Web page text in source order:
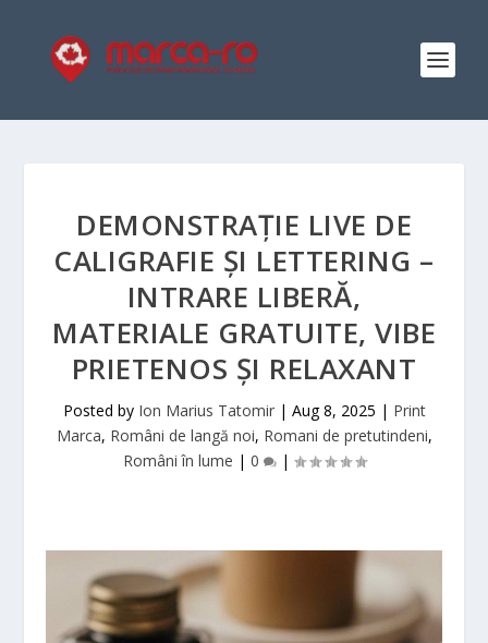
DEMONSTRAȚIE LIVE DE
CALIGRAFIE ȘI LETTERING –
INTRARE LIBERĂ,
MATERIALE GRATUITE, VIBE
PRIETENOS ȘI RELAXANT
Posted by Ion Marius Tatomir| Aug 8, 2025 | Print
Marca, Români de langă noi, Romani de pretutindeni,
Români în lume | 0 |